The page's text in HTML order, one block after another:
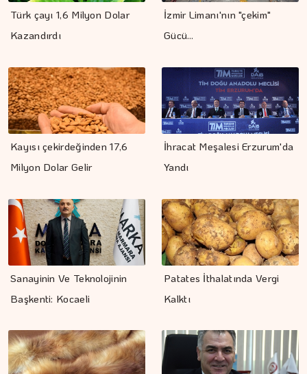
Türk çayı 1,6 Milyon Dolar
Kazandırdı
İzmir Limanı'nın "çekim"
Gücü…
Kayısı çekirdeğinden 17,6
Milyon Dolar Gelir
İhracat Meşalesi Erzurum'da
Yandı
Sanayinin Ve Teknolojinin
Başkenti: Kocaeli
Patates İthalatında Vergi
Kalktı